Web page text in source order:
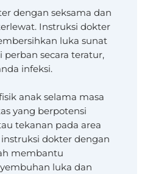
dengan seksama dan
Instruksi dokter
luka sunat
secara teratur,
infeksi.
anak selama masa
yang berpotensi
tekanan pada area
dokter dengan
membantu
luka dan